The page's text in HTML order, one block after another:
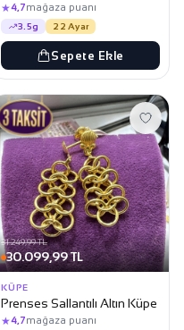
★4,7mağaza puanı
3.5g 22 Ayar
Sepete Ekle
31.249,99 TL
30.099,99 TL
KÜPE
Prenses Sallantılı Altın Küpe
★4,7mağaza puanı